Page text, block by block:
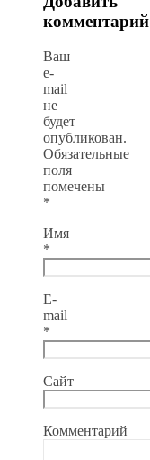
комментарий
Ваш
e-
mail
не
будет
опубликован.
Обязательные
поля
помечены
*
Имя
*
E-
mail
*
Сайт
Комментарий